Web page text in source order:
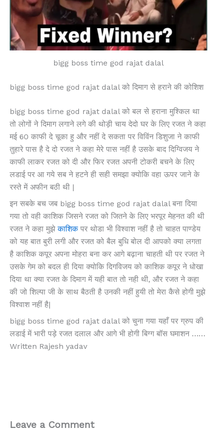
bigg boss time god rajat dalal
bigg boss time god rajat dalal को दिमाग से हराने की कोशिश
bigg boss time god rajat dalal को बल से हराना मुश्किल था
तो लोगों ने दिमाग लगाने लगे की थोड़ी चाय देदो घर के लिए रजत ने कहा
मई 60 काफी दे चूका हु और नहीं दे सकता पर विविंन डिशुजा ने काफी
तुहारे पास है दे दो रजत ने कहा मेरे पास नहीं है उसके बाद दिग्विजय ने
काफी लाकर रजत को दी और फिर रजत अपनी टोकरी बचने के लिए
लडाई पर आ गये सब ने हटने ही सही समझा क्योकि वहा ऊपर जाने के
रस्ते में अफीन बठी थी |
इन सबके बच जब bigg boss time god rajat dalal बना दिया
गया तो वही काशिक जिसने रजत को जितने के लिए भरपूर मेहनत की थी
रजत ने कहा मुझेकाशिकपर थोडा भी विश्वाश नहीं है तो चाहत पाण्डेय
को यह बात बुरी लगी और रजत को बैल बुधि बोल दी आपको क्या लगता
है काशिक कपूर अपना मोहरा बना कर आगे बढ़ाना चाहती थी पर रजत ने
उसके गेम को बदल ही दिया क्योकि दिगविजय को काशिक कपूर ने धोखा
दिया था क्या रजत के दिमाग में यही बात तो नही थी, और रजत ने कहा
की जो शिल्पा जी के साथ बैठती है उनकी नहीं हुयी तो मेरा कैसे होगी मुझे
विश्वाश नहीं है|
bigg boss time god rajat dalal को चुना गया यहाँ पर ग्रुप की
लडाई में भारी पड़े रजत दलाल और आगे भी होगी बिग्ग बॉस घमाशन ……
Written Rajesh yadav
Leave a Comment